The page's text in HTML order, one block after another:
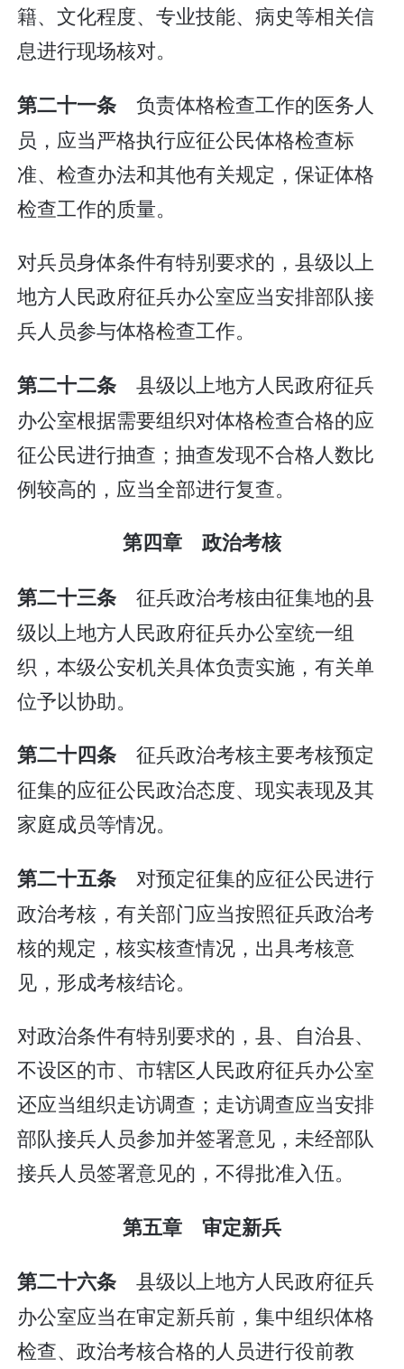
籍、文化程度、专业技能、病史等相关信
息进行现场核对。
第二十一条 负责体格检查工作的医务人
员，应当严格执行应征公民体格检查标
准、检查办法和其他有关规定，保证体格
检查工作的质量。
对兵员身体条件有特别要求的，县级以上
地方人民政府征兵办公室应当安排部队接
兵人员参与体格检查工作。
第二十二条 县级以上地方人民政府征兵
办公室根据需要组织对体格检查合格的应
征公民进行抽查；抽查发现不合格人数比
例较高的，应当全部进行复查。
第四章 政治考核
第二十三条 征兵政治考核由征集地的县
级以上地方人民政府征兵办公室统一组
织，本级公安机关具体负责实施，有关单
位予以协助。
第二十四条 征兵政治考核主要考核预定
征集的应征公民政治态度、现实表现及其
家庭成员等情况。
第二十五条 对预定征集的应征公民进行
政治考核，有关部门应当按照征兵政治考
核的规定，核实核查情况，出具考核意
见，形成考核结论。
对政治条件有特别要求的，县、自治县、
不设区的市、市辖区人民政府征兵办公室
还应当组织走访调查；走访调查应当安排
部队接兵人员参加并签署意见，未经部队
接兵人员签署意见的，不得批准入伍。
第五章 审定新兵
第二十六条 县级以上地方人民政府征兵
办公室应当在审定新兵前，集中组织体格
检查、政治考核合格的人员进行役前教